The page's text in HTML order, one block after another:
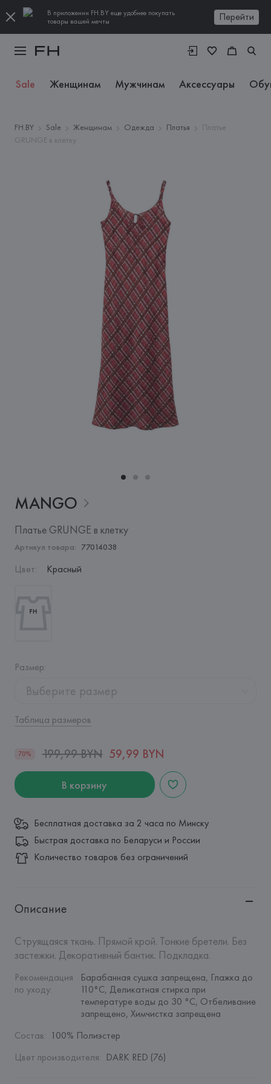
В приложении FH.BY еще удобнее покупать
товары вашей мечты
Перейти
Sale Женщинам Мужчинам Аксессуары
FH.BY Sale Женщинам Одежда Платья
Платье
GRUNGE в клетку
MANGO
Платье GRUNGE в клетку
Артикул товара: 77014038
Цвет: Красный
Размер:
Выберите размер
Таблица размеров
70% 199,99 BYN 59,99 BYN
В корзину
Бесплатная доставка за 2 часа по Минску
Быстрая доставка по Беларуси и России
Количество товаров без ограничений
Описание
Струящаяся ткань. Прямой крой. Тонкие бретели. Без
застежки. Декоративный бантик. Подкладка.
Рекомендация
по уходу:
Барабанная сушка запрещена, Глажка до
110°C, Деликатная стирка при
температуре воды до 30 °C, Отбеливание
запрещено, Химчистка запрещена
Состав: 100% Полиэстер
Цвет производителя: DARK RED (76)